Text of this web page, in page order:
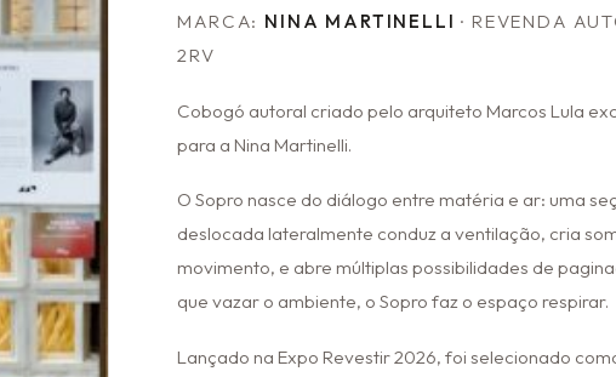
MARCA: NINA MARTINELLI · REVENDA
2RV
Cobogó autoral criado pelo arquiteto Marcos Lula
para a Nina Martinelli.
O Sopro nasce do diálogo entre matéria e ar: uma
deslocada lateralmente conduz a ventilação, cria
movimento, e abre múltiplas possibilidades de
que vazar o ambiente, o Sopro faz o espaço respirar.
Lançado na Expo Revestir 2026, foi selecionado